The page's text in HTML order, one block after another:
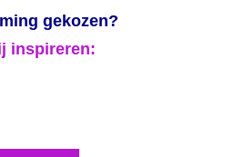
gekozen?
inspireren: